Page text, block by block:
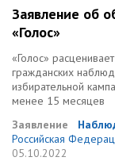
Заявление об
«Голос»
«Голос»
гражданских
избирательной
менее 15 месяцев
Заявление
Российская
05.10.2022